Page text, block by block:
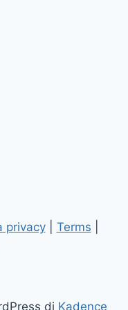
privacy| Terms
di Kadence